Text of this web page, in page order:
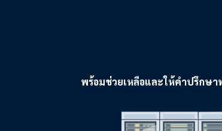
พร้อมช่วยเหลือและให้คำปรึกษา